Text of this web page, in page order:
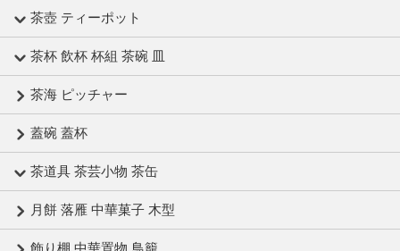
茶壺 ティーポット
茶杯 飲杯 杯組 茶碗 皿
茶海 ピッチャー
蓋碗 蓋杯
茶道具 茶芸小物 茶缶
月餅 落雁 中華菓子 木型